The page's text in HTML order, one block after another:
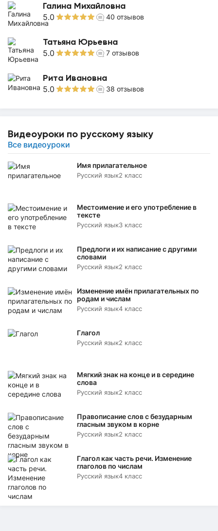
Галина Михайловна
5.0 40 отзывов
Татьяна Юрьевна
5.0 7 отзывов
Рита Ивановна
5.0 38 отзывов
Видеоуроки по русскому языку
Все видеоуроки
Имя прилагательное
Русский язык2 класс
Местоимение и его употребление в
тексте
Русский язык3 класс
Предлоги и их написание с другими
словами
Русский язык2 класс
Изменение имён прилагательных по
родам и числам
Русский язык4 класс
Глагол
Русский язык2 класс
Мягкий знак на конце и в середине
слова
Русский язык2 класс
Правописание слов с безударным
гласным звуком в корне
Русский язык2 класс
Глагол как часть речи. Изменение
глаголов по числам
Русский язык4 класс